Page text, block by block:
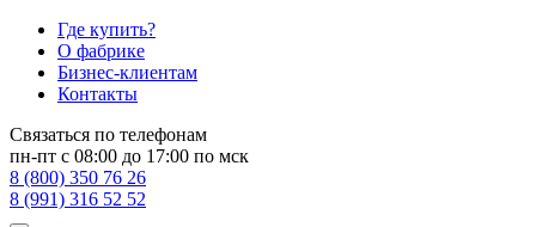
Где купить?
О фабрике
Бизнес-клиентам
Контакты
Связаться по телефонам
пн-пт с 08:00 до 17:00 по мск
8 (800) 350 76 26
8 (991) 316 52 52